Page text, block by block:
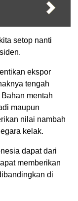
setop nanti
ekspor
tengah
mentah
maupun
nilai nambah
kelak.
dapat dari
memberikan
di